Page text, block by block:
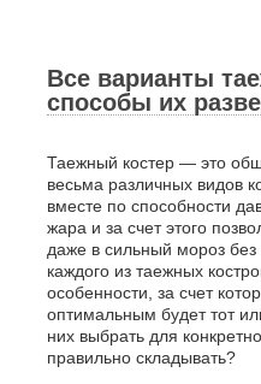
Все варианты
способы их
Таежный костер — это
весьма различных видов
вместе по способности
жара и за счет этого
даже в сильный мороз
каждого из таежных
особенности, за счет
оптимальным будет тот
них выбрать для
правильно складывать?